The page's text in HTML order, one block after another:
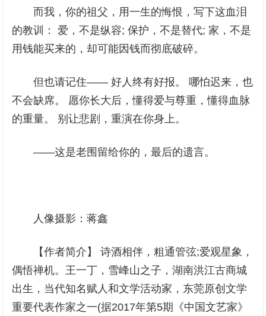
而我，你的祖父，用一生的悔恨，写下这血泪
的教训： 爱，不是纵容; 保护，不是替代; 家，不是
用钱能买来的，却可能因钱而彻底破碎。
但也请记住—— 好人终有好报。 哪怕迟来，也
不会缺席。 愿你长大后，懂得爱与尊重，懂得血脉
的重量。 别让悲剧，重演在你身上。
——这是老围留给你的，最后的遗言。
人像摄影：蒋鑫
【作者简介】 诗酒相伴，粗通管弦;爱观星象，
偶悟禅机。王一丁，雪峰山之子，湖南洪江古商城
出生，当代知名赋人和文学活动家，东莞原创文学
重要代表作家之一(据2017年第5期《中国文艺家》